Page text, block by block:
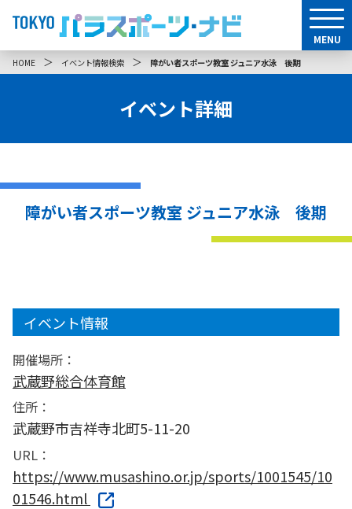
MENU
HOME ＞ イベント情報検索 ＞ 障がい者スポーツ教室 ジュニア水泳 後期
イベント詳細
障がい者スポーツ教室 ジュニア水泳 後期
イベント情報
開催場所：
武蔵野総合体育館
住所：
武蔵野市吉祥寺北町5-11-20
URL：
https://www.musashino.or.jp/sports/1001545/10
01546.html